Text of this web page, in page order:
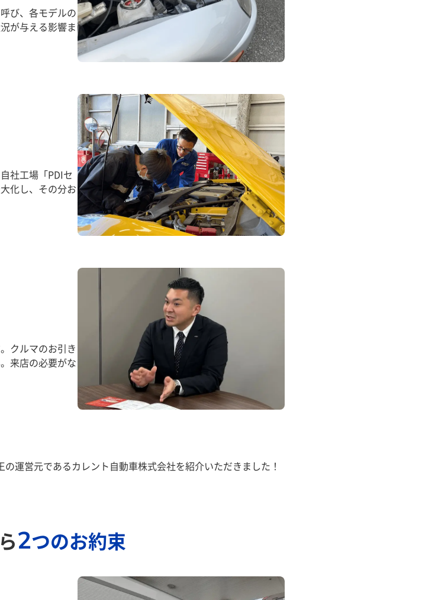
び、各モデルの
が与える影響ま
社工場「PDIセ
化し、その分お
クルマのお引き
来店の必要がな
運営元であるカレント自動車株式会社を紹介いただきました！
2つのお約束